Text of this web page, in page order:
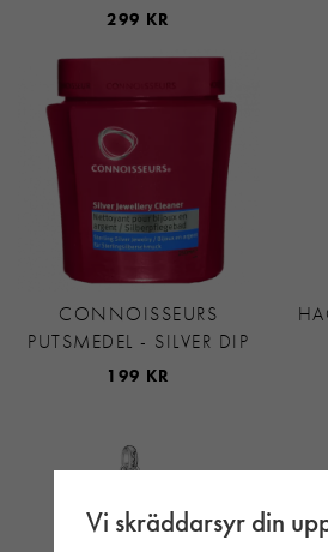
299 KR
CONNOISSEURS
PUTSMEDEL - SILVER DIP
199 KR
Vi skräddarsyr din